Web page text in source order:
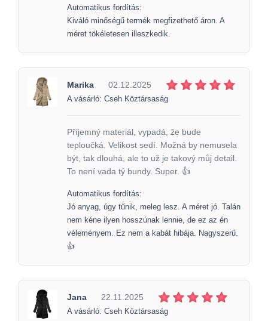
Automatikus fordítás:
Kiváló minőségű termék megfizethető áron. A
méret tökéletesen illeszkedik.
Marika 02.12.2025
A vásárló: Cseh Köztársaság
Příjemný materiál, vypadá, že bude
teploučká. Velikost sedí. Možná by nemusela
být, tak dlouhá, ale to už je takový můj detail.
To není vada tý bundy. Super. 👍
Automatikus fordítás:
Jó anyag, úgy tűnik, meleg lesz. A méret jó. Talán
nem kéne ilyen hosszúnak lennie, de ez az én
véleményem. Ez nem a kabát hibája. Nagyszerű.
👍
Jana 22.11.2025
A vásárló: Cseh Köztársaság